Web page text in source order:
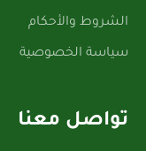
الشروط والأحكام
سياسة الخصوصية
تواصل معنا